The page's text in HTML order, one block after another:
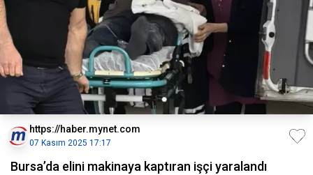
https://haber.mynet.com
07 Kasım 2025 17:17
Bursa’da elini makinaya kaptıran işçi yaralandı